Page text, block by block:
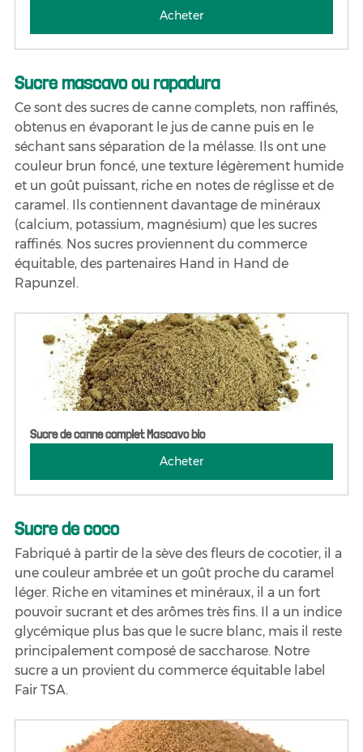
Acheter
Sucre mascavo ou rapadura
Ce sont des sucres de canne complets, non raffinés,
obtenus en évaporant le jus de canne puis en le
séchant sans séparation de la mélasse. Ils ont une
couleur brun foncé, une texture légèrement humide
et un goût puissant, riche en notes de réglisse et de
caramel. Ils contiennent davantage de minéraux
(calcium, potassium, magnésium) que les sucres
raffinés. Nos sucres proviennent du commerce
équitable, des partenaires Hand in Hand de
Rapunzel.
Sucre de canne complet Mascavo bio
Acheter
Sucre de coco
Fabriqué à partir de la sève des fleurs de cocotier, il a
une couleur ambrée et un goût proche du caramel
léger. Riche en vitamines et minéraux, il a un fort
pouvoir sucrant et des arômes très fins. Il a un indice
glycémique plus bas que le sucre blanc, mais il reste
principalement composé de saccharose. Notre
sucre a un provient du commerce équitable label
Fair TSA.